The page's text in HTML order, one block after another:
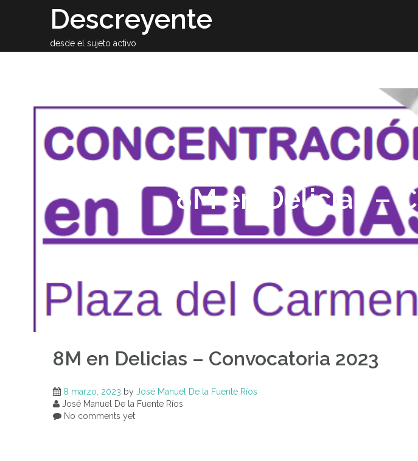
Descreyente
desde el sujeto activo
8M en Delicias –
8M en Delicias – Convocatoria 2023
8 marzo, 2023 by José Manuel De la Fuente Ríos
José Manuel De la Fuente Ríos
No comments yet